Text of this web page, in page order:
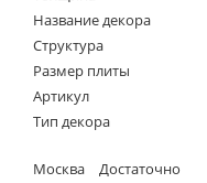
Название декора
Структура
Размер плиты
Артикул
Тип декора
Москва Достаточно